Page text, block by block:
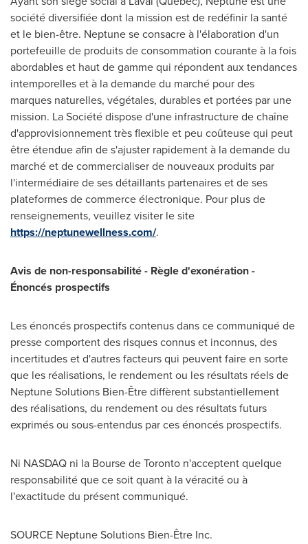
société diversifiée dont la mission est de redéfinir la santé
et le bien-être. Neptune se consacre à l'élaboration d'un
portefeuille de produits de consommation courante à la fois
abordables et haut de gamme qui répondent aux tendances
intemporelles et à la demande du marché pour des
marques naturelles, végétales, durables et portées par une
mission. La Société dispose d'une infrastructure de chaîne
d'approvisionnement très flexible et peu coûteuse qui peut
être étendue afin de s'ajuster rapidement à la demande du
marché et de commercialiser de nouveaux produits par
l'intermédiaire de ses détaillants partenaires et de ses
plateformes de commerce électronique. Pour plus de
renseignements, veuillez visiter le site
https://neptunewellness.com/.
Avis de non-responsabilité - Règle d'exonération -
Énoncés prospectifs
Les énoncés prospectifs contenus dans ce communiqué de
presse comportent des risques connus et inconnus, des
incertitudes et d'autres facteurs qui peuvent faire en sorte
que les réalisations, le rendement ou les résultats réels de
Neptune Solutions Bien-Être diffèrent substantiellement
des réalisations, du rendement ou des résultats futurs
exprimés ou sous-entendus par ces énoncés prospectifs.
Ni NASDAQ ni la Bourse deToronto n'acceptent quelque
responsabilité que ce soit quant à la véracité ou à
l'exactitude du présent communiqué.
SOURCE Neptune Solutions Bien-Être Inc.